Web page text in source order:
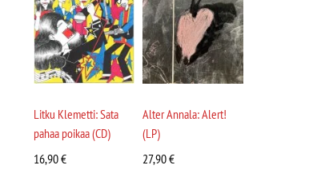
Litku Klemetti: Sata
pahaa poikaa (CD)
16,90€
Alter Annala: Alert!
(LP)
27,90€